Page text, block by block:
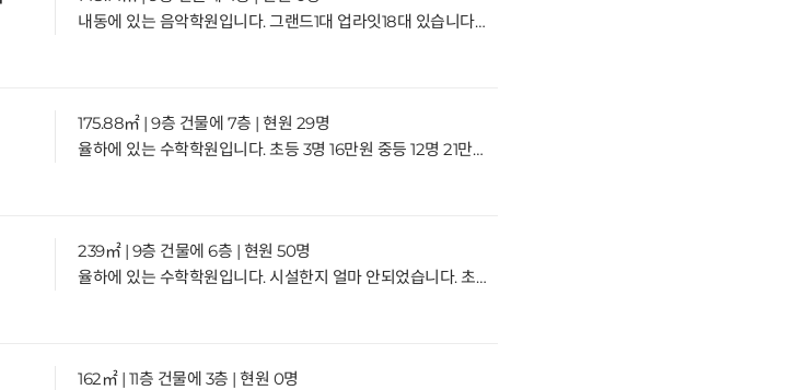
내동에 있는 음악학원입니다. 그랜드1대 업라잇18대 있습니다. 임대가 아니고 매매입니다. 매매가는 2억입니다. 거래형태:임대 종류:학원 사용승인일:2003.10.27입주가능일:협의 주차:1대가능 방향:주출입구기준 동향 관리비:35만원4/9층
175.88㎡ | 9층 건물에 7층 | 현원 29명
율하에 있는 수학학원입니다. 초등 3명 16만원 중등 12명 21만원 고등 14명 고1-25/고2-35만원 위치 좋고 시설좋습니다. 키워보실분 문의주세요거래형태:임대 종류:학원 사용승인일:2012.4.20입주가능일:협의 주차:1대가능 방향:주출입구기준 남서향 관리비:45만원7/9층
239㎡ | 9층 건물에 6층 | 현원 50명
율하에 있는 수학학원입니다. 시설한지 얼마 안되었습니다. 초중등 40명 예비고1 10명있고 원장님 수업없습니다. 초등샘 200만원 중등샘 330만원 파트샘 130만원 있습니다 키워보실분 문의주세요거래형태:임대 종류:제2종근생-학원 사용승인일:2021.5.18입주가능일:협의 주차:1대가능 방향:주출입구기준 남동향 관리비:60만원6/9층
162㎡ | 11층 건물에 3층 | 현원 0명